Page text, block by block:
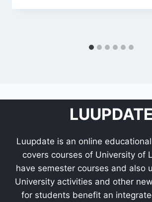
LUUPDATE
Luupdate is an online
covers courses of University of
have semester courses and also
University activities and other
for students benefit an